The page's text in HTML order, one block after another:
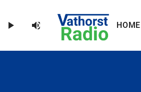
HOME
play_arrow volume_up